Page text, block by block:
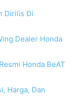
Dirilis Di
Dealer Honda
Honda BeAT
Harga, Dan